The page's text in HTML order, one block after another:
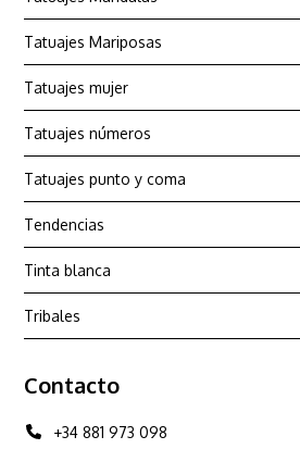
Tatuajes Mariposas
Tatuajes mujer
Tatuajes números
Tatuajes punto y coma
Tendencias
Tinta blanca
Tribales
Contacto
+34 881 973 098